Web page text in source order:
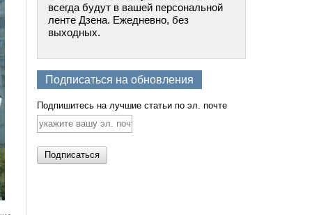
всегда будут в вашей персональной
ленте Дзена. Ежедневно, без
выходных.
Подписаться на обновления
Подпишитесь на лучшие статьи по эл. почте